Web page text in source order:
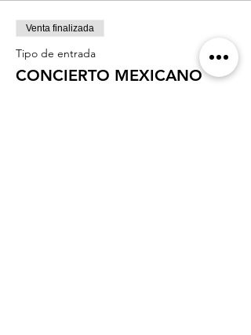
Venta finalizada
Tipo de entrada
CONCIERTO MEXICANO